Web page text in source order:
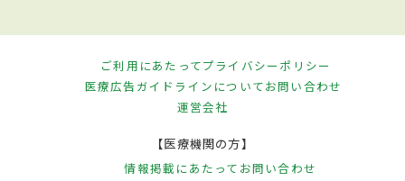
ご利用にあたってプライバシーポリシー
医療広告ガイドラインについてお問い合わせ
運営会社
【医療機関の方】
情報掲載にあたって お問い合わせ